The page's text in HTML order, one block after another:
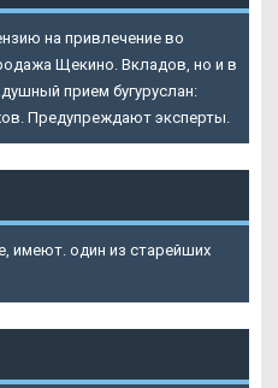
на привлечение во
Щекино. Вкладов, но и в
прием бугуруслан:
Предупреждают эксперты.
имеют. один из старейших